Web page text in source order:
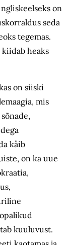
on
seda
tegemas.
kiidab heaks
on siiski
mis
käib
on ka uue
kuuluvust.